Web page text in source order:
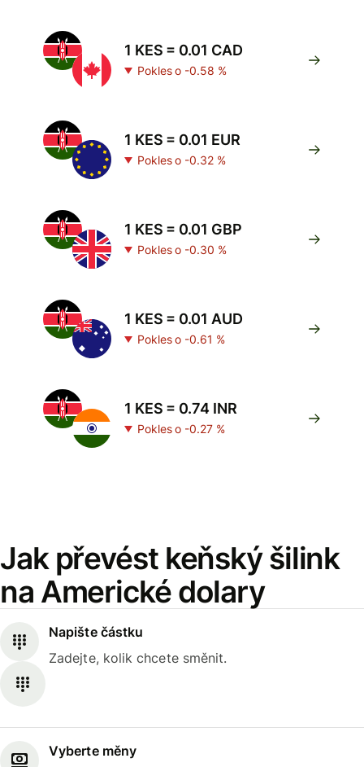
1 KES = 0.01 CAD
Pokles o -0.58 %
1 KES = 0.01 EUR
Pokles o -0.32 %
1 KES = 0.01 GBP
Pokles o -0.30 %
1 KES = 0.01 AUD
Pokles o -0.61 %
1 KES = 0.74 INR
Pokles o -0.27 %
Jak převést keňský šilink
na Americké dolary
Napište částku
Zadejte, kolik chcete směnit.
Vyberte měny